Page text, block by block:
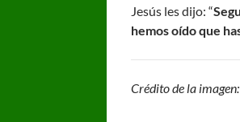
Jesús les dijo: “
hemos oído que
Crédito de la